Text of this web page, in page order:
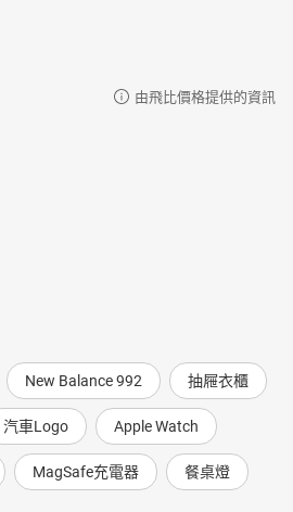
由飛比價格提供的資訊
New Balance 992 抽屜衣櫃
汽車Logo Apple Watch
MagSafe充電器 餐桌燈